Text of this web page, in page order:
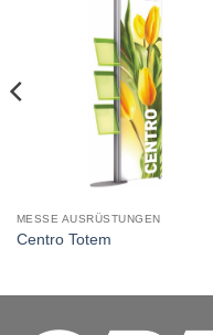
MESSE AUSRÜSTUNGEN
Centro Totem